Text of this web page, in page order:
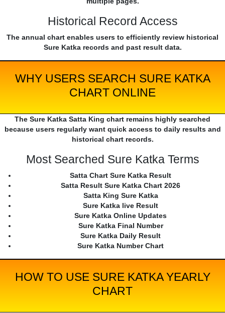
Historical Record Access
The annual chart enables users to efficiently review historical
Sure Katka records and past result data.
WHY USERS SEARCH SURE KATKA
CHART ONLINE
The Sure Katka Satta King chart remains highly searched
because users regularly want quick access to daily results and
historical chart records.
Most Searched Sure Katka Terms
Satta Chart Sure Katka Result
Satta Result Sure Katka Chart 2026
Satta King Sure Katka
Sure Katka live Result
Sure Katka Online Updates
Sure Katka Final Number
Sure Katka Daily Result
Sure Katka Number Chart
HOW TO USE SURE KATKA YEARLY
CHART